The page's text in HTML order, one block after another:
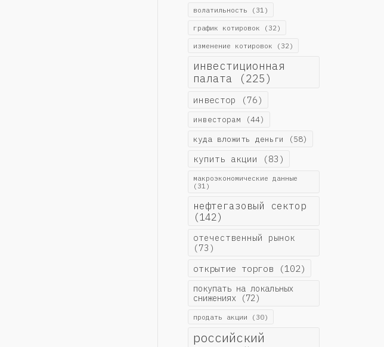
волатильность (31)
график котировок (32)
изменение котировок (32)
инвестиционная
палата (225)
инвестор (76)
инвесторам (44)
куда вложить деньги (58)
купить акции (83)
макроэкономические данные
(31)
нефтегазовый сектор
(142)
отечественный рынок
(73)
открытие торгов (102)
покупать на локальных
снижениях(72)
продать акции (30)
российский